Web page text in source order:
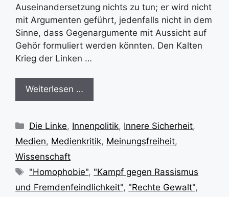
Auseinandersetzung nichts zu tun; er wird nicht
mit Argumenten geführt, jedenfalls nicht in dem
Sinne, dass Gegenargumente mit Aussicht auf
Gehör formuliert werden könnten. Den Kalten
Krieg der Linken …
Weiterlesen …
Kategorien
Die Linke, Innenpolitik, Innere Sicherheit,
Medien, Medienkritik, Meinungsfreiheit,
Wissenschaft
Schlagwörter
"Homophobie", "Kampf gegen Rassismus
und Fremdenfeindlichkeit", "Rechte Gewalt",